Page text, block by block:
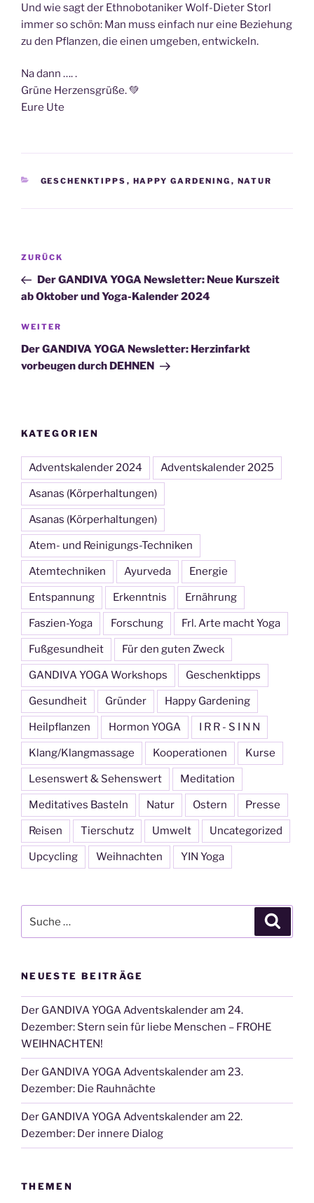
Und wie sagt der Ethnobotaniker Wolf-Dieter Storl
immer so schön: Man muss einfach nur eine Beziehung
zu den Pflanzen, die einen umgeben, entwickeln.
Na dann …. .
Grüne Herzensgrüße. 💚
Eure Ute
KATEGORIEN
GESCHENKTIPPS , HAPPY GARDENING , NATUR
Beitragsnavigation
Vorheriger
Beitrag
ZURÜCK
Der GANDIVA YOGA Newsletter: Neue Kurszeit
ab Oktober und Yoga-Kalender 2024
Nächster
Beitrag
WEITER
Der GANDIVA YOGA Newsletter: Herzinfarkt
vorbeugen durch DEHNEN
KATEGORIEN
Adventskalender 2024 Adventskalender 2025
Asanas (Körperhaltungen)
Asanas (Körperhaltungen)
Atem- und Reinigungs-Techniken
Atemtechniken Ayurveda Energie
Entspannung Erkenntnis Ernährung
Faszien-Yoga Forschung Frl. Arte macht Yoga
Fußgesundheit Für den guten Zweck
GANDIVA YOGA Workshops Geschenktipps
Gesundheit Gründer Happy Gardening
Heilpflanzen Hormon YOGA I R R - S I N N
Klang/Klangmassage Kooperationen Kurse
Lesenswert & Sehenswert Meditation
Meditatives Basteln Natur Ostern Presse
Reisen Tierschutz Umwelt Uncategorized
Upcycling Weihnachten YIN Yoga
nach:
NEUESTE BEITRÄGE
Der GANDIVA YOGA Adventskalender am 24.
Dezember: Stern sein für liebe Menschen – FROHE
WEIHNACHTEN!
Der GANDIVA YOGA Adventskalender am 23.
Dezember: Die Rauhnächte
Der GANDIVA YOGA Adventskalender am 22.
Dezember: Der innere Dialog
THEMEN